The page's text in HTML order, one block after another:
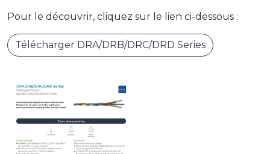
Pour le découvrir, cliquez sur le lien ci-dessous :
Télécharger DRA/DRB/DRC/DRD Series